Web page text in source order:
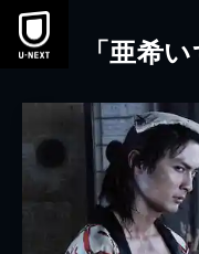
本文へスキップ
「亜希